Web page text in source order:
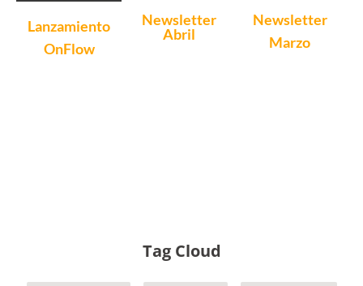
Lanzamiento
OnFlow
Newsletter
Abril
Newsletter
Marzo
Tag Cloud